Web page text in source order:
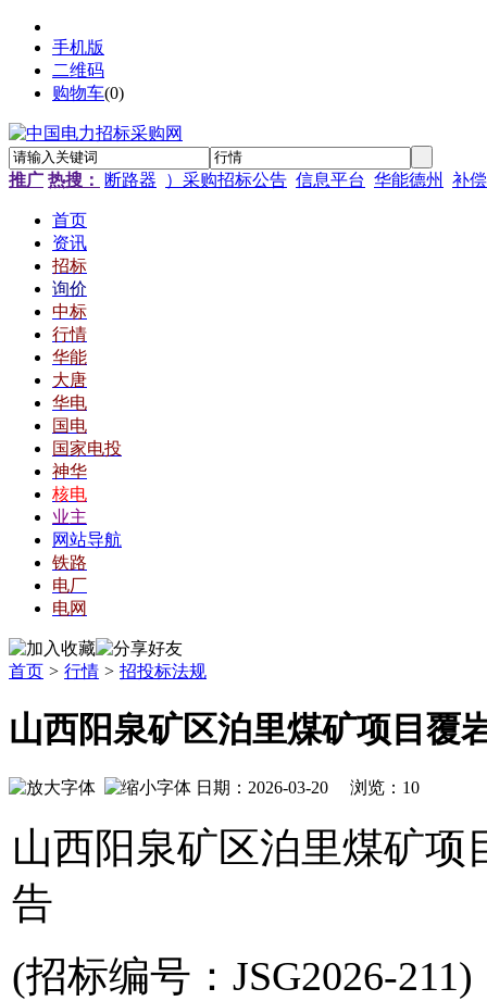
手机版
二维码
购物车(0)
推广 热搜： 断路器 ）采购招标公告 信息平台 华能德州 补
首页
资讯
招标
询价
中标
行情
华能
大唐
华电
国电
国家电投
神华
核电
业主
网站导航
铁路
电厂
电网
首页 > 行情 > 招投标法规
山西阳泉矿区泊里煤矿项目覆
日期：2026-03-20 浏览： 10
山西阳泉矿区泊里煤矿
告
(招标编号：JSG2026-211)